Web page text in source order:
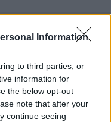
Information
to third parties, or
information for
the below opt-out
note that after your
continue seeing